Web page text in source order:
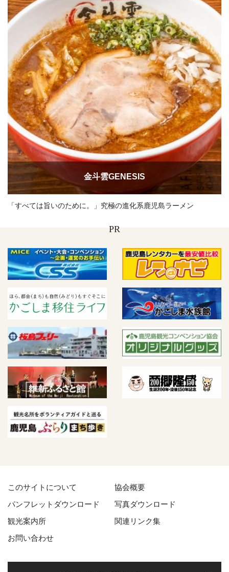
金斗雲GENESIS
「すべては旨いのために。」究極の進化系鹿児島ラーメン
PR
このサイトについて
協会概要
パンフレットダウンロード
写真ダウンロード
観光案内所
関連リンク集
お問い合わせ